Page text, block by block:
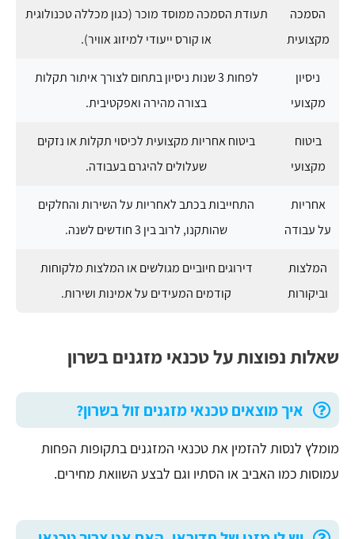
הסמכה
מקצועית
תעודת הסמכה ממוסד מוכר (כגון מכללה טכנולוגית
או קורס ייעודי למיזוג אוויר).
ניסיון
מקצועי
לפחות 3 שנות ניסיון בתחום לצורך איתור תקלות
בצורה מהירה ואפקטיבית.
ביטוח
מקצועי
ביטוח אחריות מקצועית לכיסוי תקלות או נזקים
שעלולים להיגרם בעבודה.
אחריות
על עבודה
התחייבות בכתב לאחריות על השירות והחלקים
שהותקנו, לרוב בין 3 חודשים לשנה.
המלצות
וביקורות
דירוגים חיוביים מגולשים או המלצות מלקוחות
קודמים המעידים על אמינות ושירות.
שאלות נפוצות על טכנאי מזגנים בשרון
איך מוצאים טכנאי מזגנים זול בשרון?
מומלץ לנסות להזמין את טכנאי המזגנים בתקופות הפחות
עמוסות כמו האביב או הסתיו וגם לבצע השוואת מחירים.